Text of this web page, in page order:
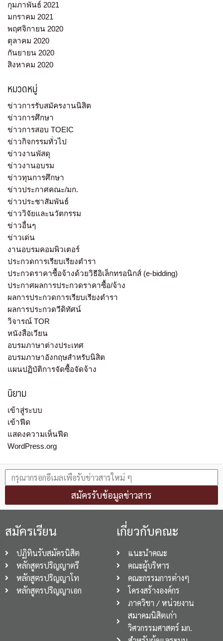
กุมภาพันธ์ 2021
มกราคม 2021
พฤศจิกายน 2020
ตุลาคม 2020
กันยายน 2020
สิงหาคม 2020
หมวดหมู่
ข่าวการรับสมัครงานนิสิต
ข่าวการศึกษา
ข่าวการสอบ TOEIC
ข่าวกิจกรรมทั่วไป
ข่าวงานพัสดุ
ข่าวงานอบรม
ข่าวทุนการศึกษา
ข่าวประกาศคณะ/มก.
ข่าวประชาสัมพันธ์
ข่าววิจัยและนวัตกรรม
ข่าวอื่นๆ
ข่าวเด่น
งานอบรมคอมพิวเตอร์
ประกวดการเรียบเรียงตำรา
ประกวดราคาซื้อจ้างด้วยวิธีอิเล็กทรอนิกส์ (e-bidding)
ประกาศผลการประกวดราคาซื้อ/จ้าง
ผลการประกวดการเรียบเรียงตำรา
ผลการประกวดวีดิทัศน์
วิจารณ์ TOR
หนังสือเวียน
อบรมภาษาต่างประเทศ
อบรมภาษาอังกฤษสำหรับนิสิต
แผนปฏิบัติการจัดซื้อจัดจ้าง
นิยาม
เข้าสู่ระบบ
เข้าฟีด
แสดงความเห็นฟีด
WordPress.org
สมัครรับข้อมูลข่าวสาร
สมัครเรียน
ปฏิทินรับสมัครนิสิต
หลักสูตรปริญญาตรี
หลักสูตรปริญญาโท
หลักสูตรปริญญาเอก
เกี่ยวกับคณะ
แนะนำคณะ
คณะผู้บริหาร
คณะกรรมการต่างๆ
โครงสร้างองค์กร
ภาควิชา / หน่วยงาน
สมาคมนิสิตเก่า
วิศวกรรมศาสตร์ มก.